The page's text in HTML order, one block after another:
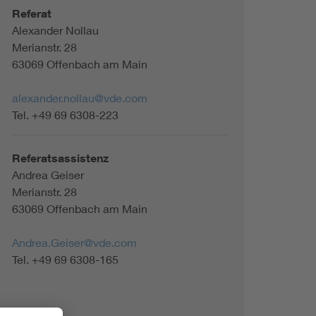
Referat
Alexander Nollau
Merianstr. 28
63069 Offenbach am Main
alexander.nollau@vde.com
Tel. +49 69 6308-223
Referatsassistenz
Andrea Geiser
Merianstr. 28
63069 Offenbach am Main
Andrea.Geiser@vde.com
Tel. +49 69 6308-165